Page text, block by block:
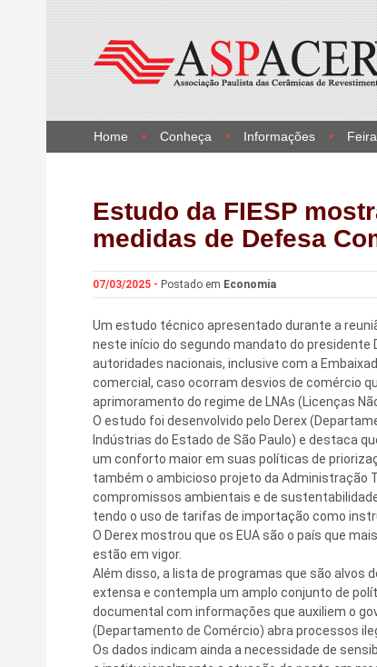
Home Conheça Informações
Estudo da FIESP
medidas de Defesa
07/03/2025 - Postado em Economia
Um estudo técnico apresentado durante a
neste início do segundo mandato do presidente
autoridades nacionais, inclusive com a
comercial, caso ocorram desvios de comércio
aprimoramento do regime de LNAs (Licenças
O estudo foi desenvolvido pelo Derex
Indústrias do Estado de São Paulo) e destaca
um conforto maior em suas políticas de
também o ambicioso projeto da Administração
compromissos ambientais e de
tendo o uso de tarifas de importação como
O Derex mostrou que os EUA são o país que
estão em vigor.
Além disso, a lista de programas que são alvos
extensa e contempla um amplo conjunto de
documental com informações que auxiliem o
(Departamento de Comércio) abra processos
Os dados indicam ainda a necessidade de